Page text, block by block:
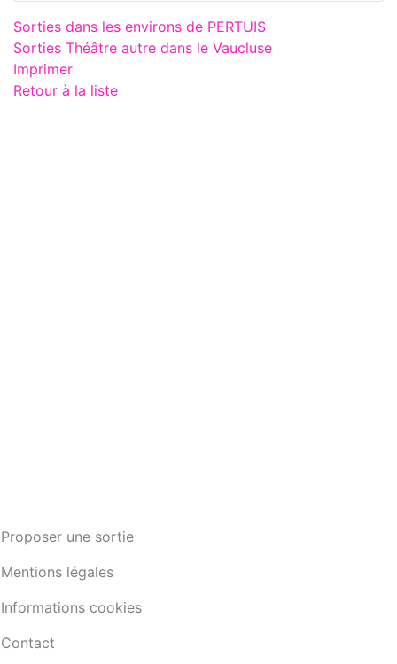
Sorties dans les environs de PERTUIS
Sorties Théâtre autre dans le Vaucluse
Imprimer
Retour à la liste
Proposer une sortie
Mentions légales
Informations cookies
Contact